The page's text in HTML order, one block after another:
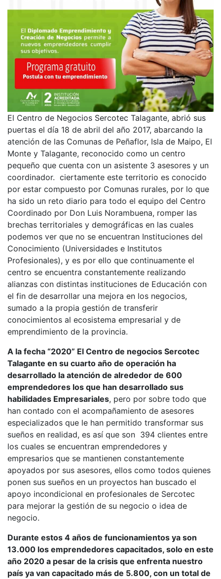
El Centro de Negocios Sercotec Talagante, abrió sus
puertas el día 18 de abril del año 2017, abarcando la
atención de las Comunas de Peñaflor, Isla de Maipo, El
Monte y Talagante, reconocido como un centro
pequeño que cuenta con un asistente 3 asesores y un
coordinador. ciertamente este territorio es conocido
por estar compuesto por Comunas rurales, por lo que
ha sido un reto diario para todo el equipo del Centro
Coordinado por Don Luis Norambuena, romper las
brechas territoriales y demográficas en las cuales
podemos ver que no se encuentran Instituciones del
Conocimiento (Universidades e Institutos
Profesionales), y es por ello que continuamente el
centro se encuentra constantemente realizando
alianzas con distintas instituciones de Educación con
el fin de desarrollar una mejora en los negocios,
sumado a la propia gestión de transferir
conocimientos al ecosistema empresarial y de
emprendimiento de la provincia.
A la fecha “2020” El Centro de negocios Sercotec
Talagante en su cuarto año de operación ha
desarrollado la atención de alrededor de 600
emprendedores los que han desarrollado sus
habilidades Empresariales, pero por sobre todo que
han contado con el acompañamiento de asesores
especializados que le han permitido transformar sus
sueños en realidad, es así que son 394 clientes entre
los cuales se encuentran emprendedores y
empresarios que se mantienen constantemente
apoyados por sus asesores, ellos como todos quienes
ponen sus sueños en un proyectos han buscado el
apoyo incondicional en profesionales de Sercotec
para mejorar la gestión de su negocio o idea de
negocio.
Durante estos 4 años de funcionamientos ya son
13.000 los emprendedores capacitados, solo en este
año 2020 a pesar de la crisis que enfrenta nuestro
país ya van capacitado más de 5.800, con un total de